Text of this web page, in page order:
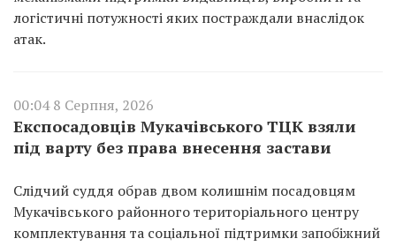
логістичні потужності яких постраждали внаслідок
атак.
00:04 8 Серпня, 2026
Експосадовців Мукачівського ТЦК взяли
під варту без права внесення застави
Слідчий суддя обрав двом колишнім посадовцям
Мукачівського районного територіального центру
комплектування та соціальної підтримки запобіжний